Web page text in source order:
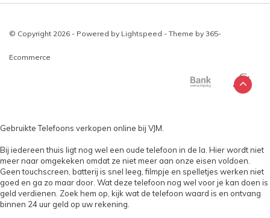
© Copyright 2026 - Powered by Lightspeed - Theme by 365-
Ecommerce
Gebruikte Telefoons verkopen online bij VJM.
Bij iedereen thuis ligt nog wel een oude telefoon in de la. Hier wordt niet
meer naar omgekeken omdat ze niet meer aan onze eisen voldoen.
Geen touchscreen, batterij is snel leeg, filmpje en spelletjes werken niet
goed en ga zo maar door. Wat deze telefoon nog wel voor je kan doen is
geld verdienen. Zoek hem op, kijk wat de telefoon waard is en ontvang
binnen 24 uur geld op uw rekening.